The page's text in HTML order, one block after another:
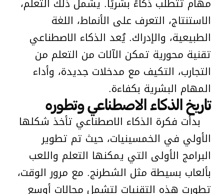
الاستنتاج، التعرف على الأنماط، اللغة
الطبيعية، والإدراك. يُعد الذكاء الاصطناعي
تقنية محورية تمكن الآلات من التعلم من
التجارب، التكيف مع مدخلات جديدة، وأداء
المهام البشرية بكفاءة.
تاريخ الذكاء الاصطناعي وتطوره
بدأت فكرة الذكاء الاصطناعي تأخذ شكلها
الأولي في الخمسينيات، حيث تم تطوير
البرامج الأولى التي يمكنها التعلم واللعب
بألعاب بسيطة مثل الشطرنج. مع مرور الوقت،
تطورت هذه التقنيات لتشمل مجالات أوسع